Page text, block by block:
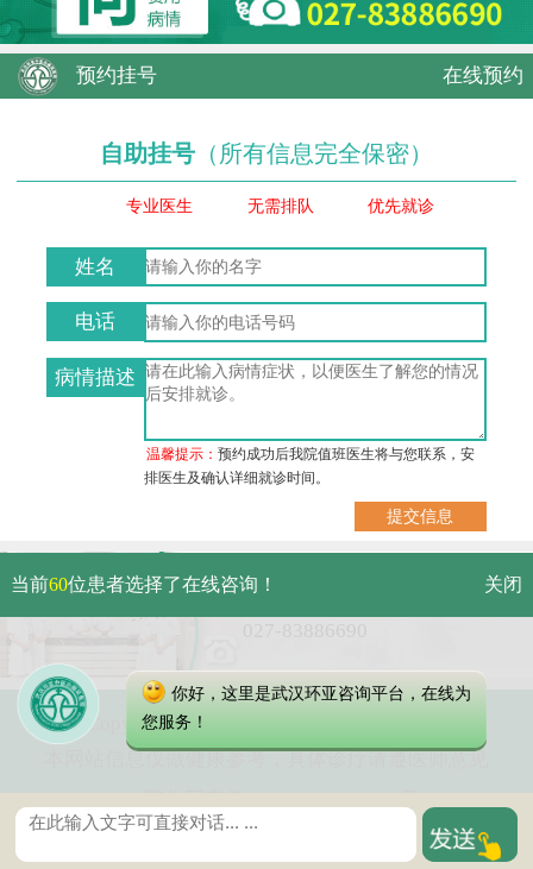
预约挂号 在线预约
自助挂号 （所有信息完全保密）
专业医生 无需排队 优先就诊
姓名
电话
病情描述
温馨提示：预约成功后我院值班医生将与您联系，安
排医生及确认详细就诊时间。
武汉市硚口区解放大道479号
Copyright 2023 武汉环亚中医白癜风医院
本网站信息仅做健康参考，具体诊疗请遵医师意见
鄂ICP备16003424号-2
当前60位患者选择了在线咨询！ 关闭
你好，这里是武汉环亚咨询平台，在线为
您服务！